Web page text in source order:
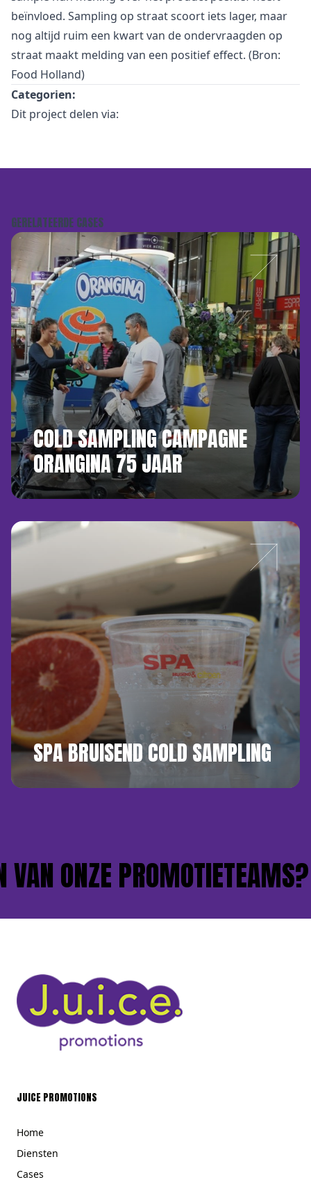
beïnvloed. Sampling op straat scoort iets lager, maar
nog altijd ruim een kwart van de ondervraagden op
straat maakt melding van een positief effect. (Bron:
Food Holland)
Categorien:
Dit project delen via:
GERELATEERDE CASES
COLD SAMPLING CAMPAGNE
ORANGINA 75 JAAR
SPA BRUISEND COLD SAMPLING
ONZE PROMOTIETEAMS?
JUICE PROMOTIONS
Home
Diensten
Cases